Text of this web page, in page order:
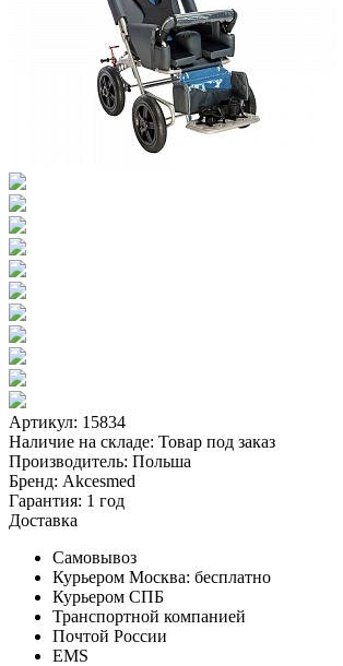
Артикул: 15834
Наличие на складе: Товар под заказ
Производитель: Польша
Бренд: Akcesmed
Гарантия: 1 год
Доставка
Самовывоз
Курьером Москва: бесплатно
Курьером СПБ
Транспортной компанией
Почтой России
EMS